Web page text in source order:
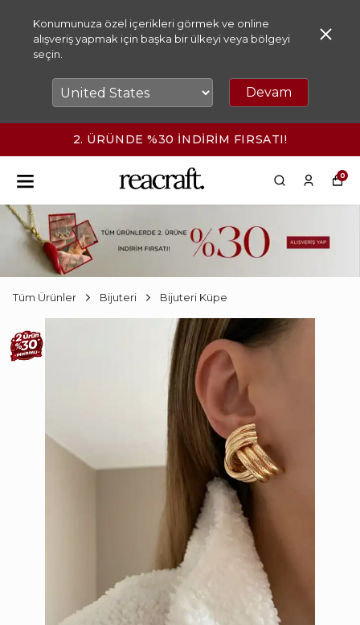
Konumunuza özel içerikleri görmek ve online
alışveriş yapmak için başka bir ülkeyi veya bölgeyi
seçin.
Devam
2. ÜRÜNDE %30 İNDİRİM FIRSATI!
0
Tüm Ürünler Bijuteri Bijuteri Küpe